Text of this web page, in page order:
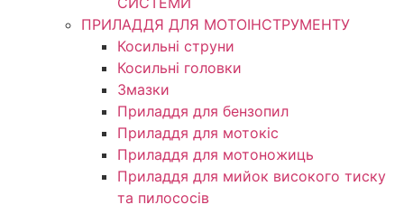
ПРИЛАДДЯ ДЛЯ МОТОІНСТРУМЕНТУ
Косильні струни
Косильні головки
Змазки
Приладдя для бензопил
Приладдя для мотокіс
Приладдя для мотоножиць
Приладдя для мийок високого тиску
та пилососів